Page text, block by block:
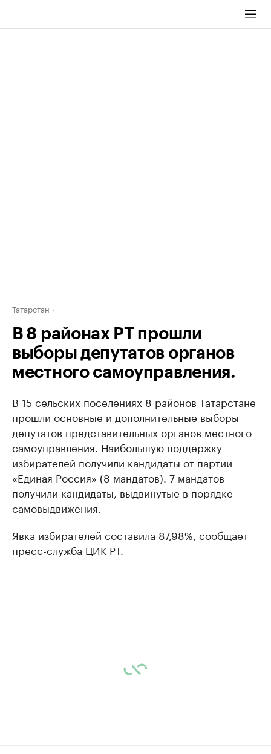
Татарстан
В 8 районах РТ прошли
выборы депутатов органов
местного самоуправления.
В 15 сельских поселениях 8 районов Татарстане
прошли основные и дополнительные выборы
депутатов представительных органов местного
самоуправления. Наибольшую поддержку
избирателей получили кандидаты от партии
«Единая Россия» (8 мандатов). 7 мандатов
получили кандидаты, выдвинутые в порядке
самовыдвижения.
Явка избирателей составила 87,98%, сообщает
пресс-служба ЦИК РТ.